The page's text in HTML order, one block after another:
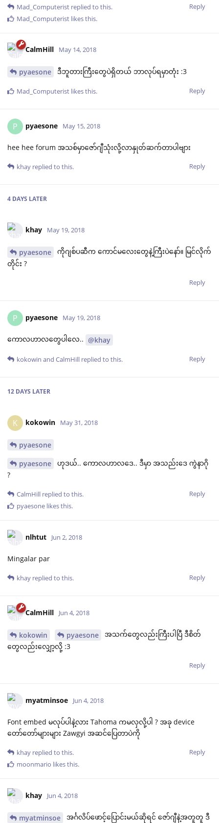
Reply
Mad_Computerist replied to this.
Mad_Computerist likes this.
CalmHill May 14, 2018
pyaesone ဒီဘူတားကြီးတွေပဲရှိတယ် ဘာလုပ်ရမှာတုံး :3
Reply
Mad_Computerist likes this.
P pyaesone May 15, 2018
hee hee forum အသစ်မှာဇော်ဂျီသုံးလို့လာနှုတ်ဆက်တာပါဗျား
Reply
khay replied to this.
4 DAYS LATER
khay May 19, 2018
pyaesone
ကိုဂျစ်ပဆီက ကောင်မလေးတွေနဲ့ကြီးပဲနော်။ မြင်လိုက်
တိုင်း ?
Reply
P pyaesone May 19, 2018
ကောလဟာလတွေပါလေ.. @khay
Reply
kokowin and CalmHill replied to this.
12 DAYS LATER
K kokowin May 31, 2018
pyaesone
pyaesone
ဟုဒယ်.. ကောလဟာလဒေ.. ဒီမှာ အသည်းဒေ ကွဲနာဂို
?
Reply
CalmHill replied to this.
pyaesone likes this.
nlhtut Jun 2, 2018
Mingalar par
Reply
khay replied to this.
CalmHill Jun 4, 2018
kokowin pyaesone
အသက်တွေလည်းကြီးပါပြီ ဒီစိတ်
တွေလည်းလျှော့လို့ :3
Reply
myatminsoe Jun 4, 2018
Font embed မလုပ်ပါနဲ့လား Tahoma ကမလှလို့ပါ ? အခု device
တော်တော်များများ Zawgyi အဆင်ပြေတာပဲကို
Reply
khay replied to this.
moonmario likes this.
khay Jun 4, 2018
myatminsoe
အင်္ဂလိပ်ဖောင့်ပြောင်းမယ်ဆိုရင် ဇော်ဂျီနဲ့အတူတူ ဒီ